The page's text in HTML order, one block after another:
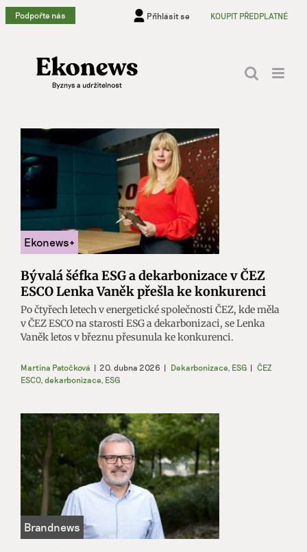
Přeskočit
na
Podpořte nás Přihlásit se KOUPIT PŘEDPLATNÉ
Bývalá šéfka ESG a dekarbonizace v ČEZ
ESCO Lenka Vaněk přešla ke konkurenci
Po čtyřech letech v energetické společnosti ČEZ, kde měla
v ČEZ ESCO na starosti ESG a dekarbonizaci, se Lenka
Vaněk letos v březnu přesunula ke konkurenci.
Martina Patočková | 20. dubna 2026 | Dekarbonizace, ESG | ČEZ
ESCO, dekarbonizace, ESG